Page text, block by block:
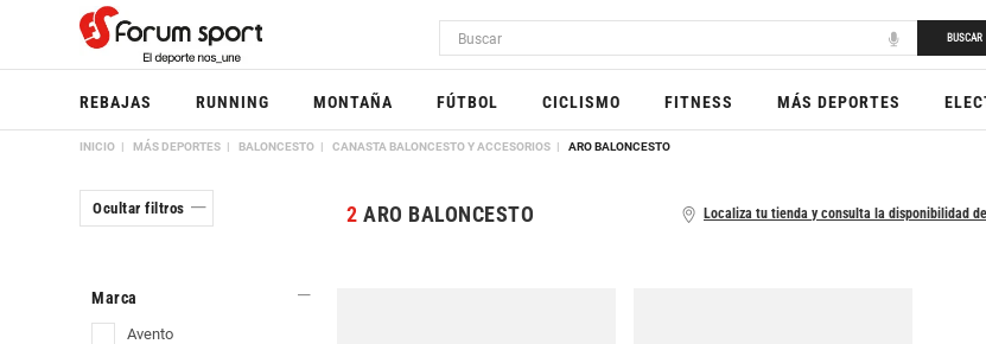
BUSCAR
REBAJAS RUNNING MONTAÑA FÚTBOL CICLISMO FITNESS MÁS DEPORTES
INICIO MÁS DEPORTES BALONCESTO CANASTA BALONCESTO Y ACCESORIOS ARO BALONCESTO
Localiza tu tienda y consulta la disponibilidad
2 ARO BALONCESTO
Ocultar filtros
Marca
avento